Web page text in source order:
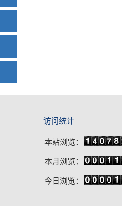
访问统计
本站浏览：
本月浏览：
今日浏览：